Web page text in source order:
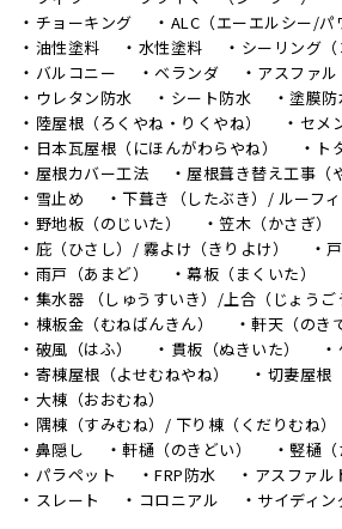
チョーキング
ALC（エーエルシー/パ
油性塗料
水性塗料
シーリング
バルコニー
ベランダ
アスファ
ウレタン防水
シート防水
塗膜防
陸屋根（ろくやね・りくやね）
セメ
日本瓦屋根（にほんがわらやね）
ト
屋根カバー工法
屋根葺き替え工事（
雪止め
下葺き（したぶき）/ ルーフ
野地板（のじいた）
笠木（かさぎ）
庇（ひさし）/ 霧よけ（きりよけ）
雨戸（あまど）
幕板（まくいた）
集水器 （しゅうすいき）/上合（じょうご
棟板金（むねばんきん）
軒天（のき
破風（はふ）
貫板（ぬきいた）
寄棟屋根（よせむねやね）
切妻屋根
大棟（おおむね）
隅棟（すみむね）/ 下り棟（くだりむね）
鼻隠し
軒樋（のきどい）
竪樋（
パラペット
FRP防水
アスファル
スレート
コロニアル サイディン